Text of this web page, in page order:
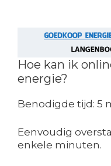
Hoe kan ik
energie?
Benodigde tijd: 5
Eenvoudig
enkele minuten.